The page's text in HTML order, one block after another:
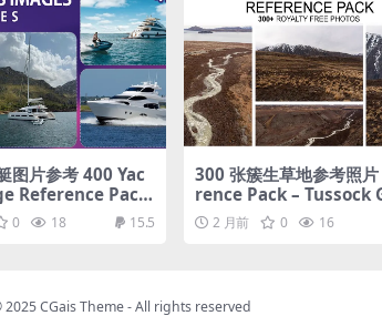
图片参考 400 Yac
Reference Pack
0 18 15.5
300 张簇生草地参考照
rence Pack – Tussock
slands – 300+ Royalty
Photos
2 月前 0 16
2025CGais Theme- All rights reserved